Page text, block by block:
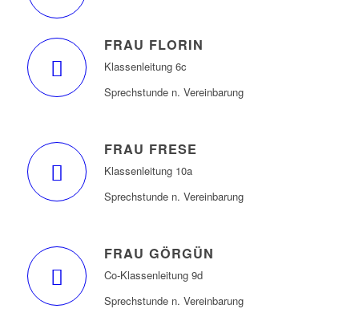
FRAU FLORIN
Klassenleitung 6c
Sprechstunde n. Vereinbarung
FRAU FRESE
Klassenleitung 10a
Sprechstunde n. Vereinbarung
FRAU GÖRGÜN
Co-Klassenleitung 9d
Sprechstunde n. Vereinbarung